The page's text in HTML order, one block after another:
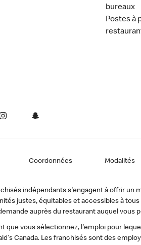
bureaux
Postes à
Coordonnées Modalités
indépendants s'engagent à offrir
justes, équitables et accessibles à
auprès du restaurant auquel vous
que vous sélectionnez, l'emploi pour
Canada. Les franchisés sont des